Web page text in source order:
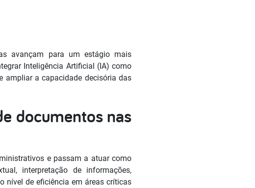
avançam para um estágio mais
Inteligência Artificial (IA) como
ampliar a capacidade decisória das
documentos nas
e passam a atuar como
interpretação de informações,
nível de eficiência em áreas críticas